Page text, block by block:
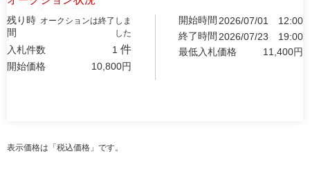
残り時
間
オークションは終了しま
した
入札件数 1 件
開始価格 10,800円
開始時間 2026/07/01
12:00
終了時間 2026/07/23
19:00
最低入札価格
11,400円
表示価格は「税込価格」です。